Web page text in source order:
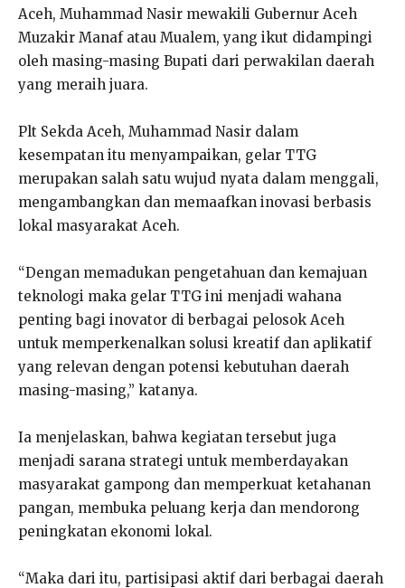
Aceh, Muhammad Nasir mewakili Gubernur Aceh
Muzakir Manaf atau Mualem, yang ikut didampingi
oleh masing-masing Bupati dari perwakilan daerah
yang meraih juara.
Plt Sekda Aceh, Muhammad Nasir dalam
kesempatan itu menyampaikan, gelar TTG
merupakan salah satu wujud nyata dalam menggali,
mengambangkan dan memaafkan inovasi berbasis
lokal masyarakat Aceh.
“Dengan memadukan pengetahuan dan kemajuan
teknologi maka gelar TTG ini menjadi wahana
penting bagi inovator di berbagai pelosok Aceh
untuk memperkenalkan solusi kreatif dan aplikatif
yang relevan dengan potensi kebutuhan daerah
masing-masing,” katanya.
Ia menjelaskan, bahwa kegiatan tersebut juga
menjadi sarana strategi untuk memberdayakan
masyarakat gampong dan memperkuat ketahanan
pangan, membuka peluang kerja dan mendorong
peningkatan ekonomi lokal.
“Maka dari itu, partisipasi aktif dari berbagai daerah